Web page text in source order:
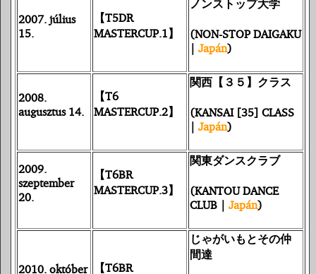
2007. július
15.
【T5DR
MASTERCUP.1】
ノンストップ大学
(NON-STOP DAIGAKU
| Japán)
2008.
augusztus 14.
【T6
MASTERCUP.2】
関西【３５】クラス
(KANSAI [35] CLASS
| Japán)
2009.
szeptember
20.
【T6BR
MASTERCUP.3】
関東ダンスクラブ
(KANTOU DANCE
CLUB | Japán)
2010. október
【T6BR
じゃがいもとその仲
間達